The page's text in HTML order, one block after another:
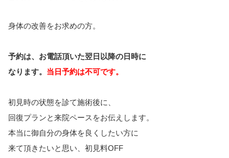
身体の改善をお求めの方。
予約は、お電話頂いた翌日以降の日時に
なります。 当日予約は不可です。
初見時の状態を診て施術後に、
回復プランと来院ペースをお伝えします。
本当に御自分の身体を良くしたい方に
来て頂きたいと思い、初見料OFF